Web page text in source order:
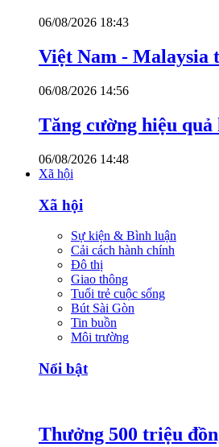
06/08/2026 18:43
Việt Nam - Malaysia
06/08/2026 14:56
Tăng cường hiệu
06/08/2026 14:48
Xã hội
Xã hội
Sự kiện & Bình luận
Cải cách hành chính
Đô thị
Giao thông
Tuổi trẻ cuộc sống
Bút Sài Gòn
Tin buồn
Môi trường
Nổi bật
Thưởng 500 triệu